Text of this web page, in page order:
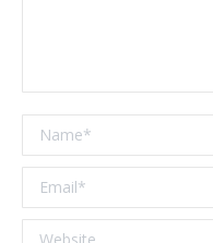
Name *
Email *
Website